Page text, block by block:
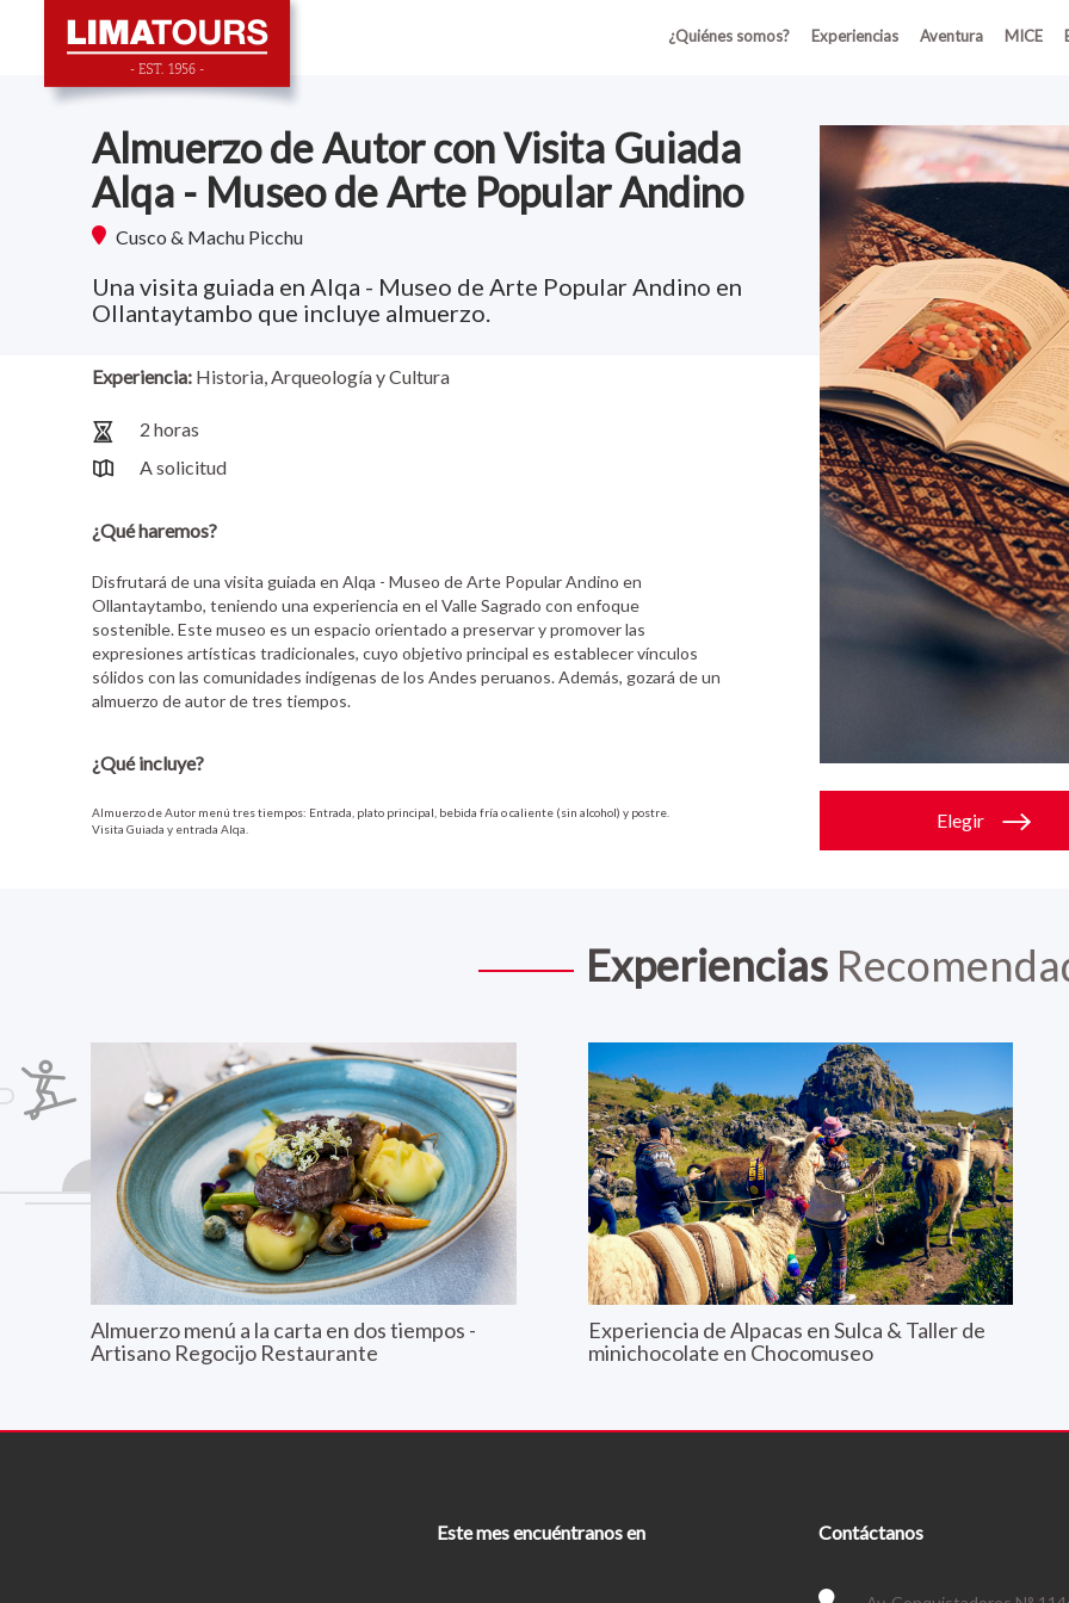
¿Quiénes somos? Experiencias Aventura MICE
Almuerzo de Autor con Visita Guiada
Alqa - Museo de Arte Popular Andino
Cusco & Machu Picchu
Una visita guiada en Alqa - Museo de Arte Popular Andino en
Ollantaytambo que incluye almuerzo.
Experiencia: Historia, Arqueología y Cultura
2 horas
A solicitud
¿Qué haremos?
Disfrutará de una visita guiada en Alqa - Museo de Arte Popular Andino en
Ollantaytambo, teniendo una experiencia en el Valle Sagrado con enfoque
sostenible. Este museo es un espacio orientado a preservar y promover las
expresiones artísticas tradicionales, cuyo objetivo principal es establecer vínculos
sólidos con las comunidades indígenas de los Andes peruanos. Además, gozará de un
almuerzo de autor de tres tiempos.
¿Qué incluye?
Almuerzo de Autor menú tres tiempos: Entrada, plato principal, bebida fría o caliente (sin alcohol) y postre.
Visita Guiada y entrada Alqa.
Elegir
Experiencias
Almuerzo menú a la carta en dos tiempos -
Artisano Regocijo Restaurante
Experiencia de Alpacas en Sulca & Taller de
minichocolate en Chocomuseo
Este mes encuéntranos en Contáctanos